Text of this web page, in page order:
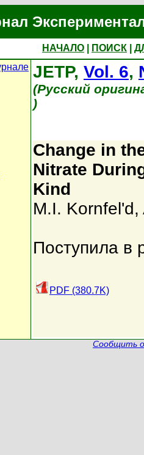
НАЧАЛО ПОИСК
JETP, Vol. 6,
(Русский
)
Change in
Nitrate
Kind
M.I. Kornfel'd,
Поступила в
PDF (380.7K)
Сообщить о